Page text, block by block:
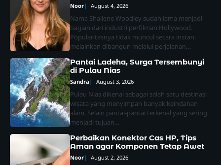
Noor August 4, 2026
Nama Shailene Woodley sudah lama menjadi
bagian dari industri perfilman Hollywood.
Popularitasnya tidak muncul secara instan,
melainkan dibangun melalui perjalanan…
Pantai Ladeha, Surga Tersembunyi
di Pulau Nias
Sandra August 3, 2026
Pulau Nias dikenal sebagai salah satu destinasi
wisata yang menyimpan banyak keindahan
alam. Selain pantai-pantai terkenal yang sering
menjadi tujuan…
Perbaikan Konektor Cas HP, Tips
Aman agar Komponen Tetap Awet
Noor August 2, 2026